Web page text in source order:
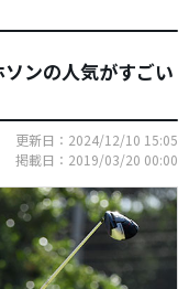
ンの人気がすごい
更新日：2024/12/10 15:05
掲載日：2019/03/20 00:00